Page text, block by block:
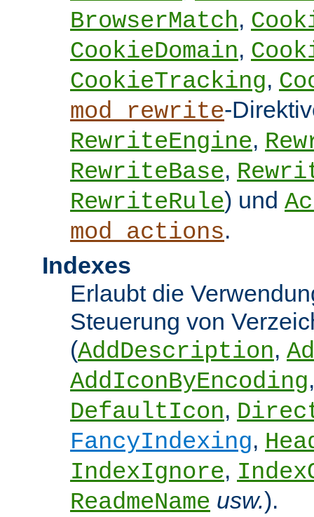
BrowserMatch,
CookieDomain,
CookieTracking,
mod_rewrite-
RewriteEngine,
RewriteBase,
RewriteRule) und
mod_actions.
Indexes
Erlaubt die
Steuerung von
(AddDescription,
AddIconByEncoding
DefaultIcon,
FancyIndexing,
IndexIgnore,
ReadmeName usw.).